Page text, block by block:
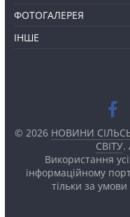
ФОТОГАЛЕРЕЯ
ІНШЕ
© 2026 НОВИНИ
СВІТУ.
Використання
інформаційному
тільки за умови